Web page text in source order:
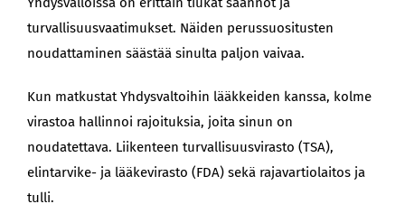
turvallisuusvaatimukset. Näiden perussuositusten
noudattaminen säästää sinulta paljon vaivaa.
Kun matkustat Yhdysvaltoihin lääkkeiden kanssa, kolme
virastoa hallinnoi rajoituksia, joita sinun on
noudatettava. Liikenteen turvallisuusvirasto (TSA),
elintarvike- ja lääkevirasto (FDA) sekä rajavartiolaitos ja
tulli.